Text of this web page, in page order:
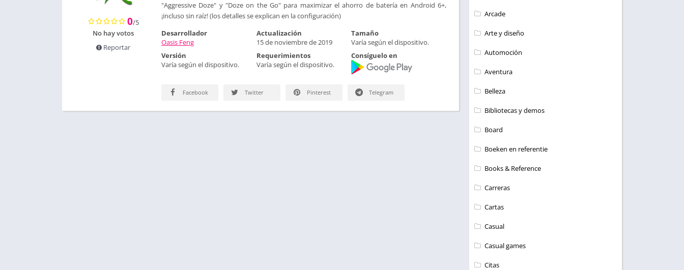
"Aggressive Doze" y "Doze on the Go" para maximizar el ahorro de batería en Android 6+,
¡incluso sin raíz! (los detalles se explican en la configuración)
0/5
No hay votos
Reportar
Desarrollador
Oasis Feng
Actualización
15 de noviembre de 2019
Tamaño
Varía según el dispositivo.
Versión
Varía según el dispositivo.
Requerimientos
Varía según el dispositivo.
Consíguelo en
Facebook Twitter Pinterest Telegram
Arcade
Arte y diseño
Automoción
Aventura
Belleza
Bibliotecas y demos
Board
Boeken en referentie
Books & Reference
Carreras
Cartas
Casual
Casual games
Citas